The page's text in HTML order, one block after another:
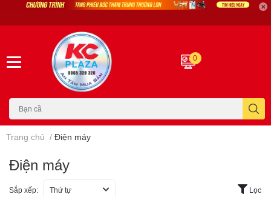
0
Trang chủ / Điện máy
Điện máy
Sắp xếp: Thứ tự Lọc